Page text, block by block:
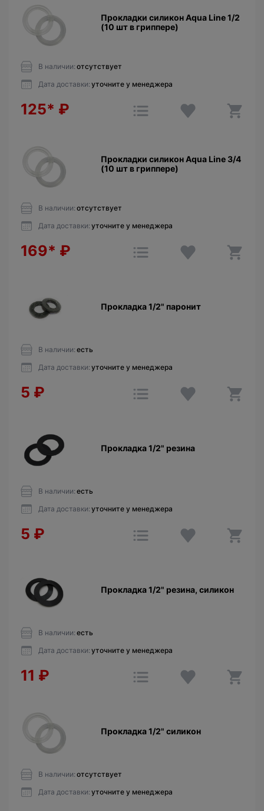
Прокладки силикон Aqua Line 1/2
(10 шт в гриппере)
В наличии: отсутствует
Дата доставки: уточните у менеджера
125* ₽
Прокладки силикон Aqua Line 3/4
(10 шт в гриппере)
В наличии: отсутствует
Дата доставки: уточните у менеджера
169* ₽
Прокладкa 1/2" паронит
В наличии: есть
Дата доставки: уточните у менеджера
5 ₽
Прокладкa 1/2" резина
В наличии: есть
Дата доставки: уточните у менеджера
5 ₽
Прокладкa 1/2" резина, силикон
В наличии: есть
Дата доставки: уточните у менеджера
11 ₽
Прокладкa 1/2" силикон
В наличии: отсутствует
Дата доставки: уточните у менеджера